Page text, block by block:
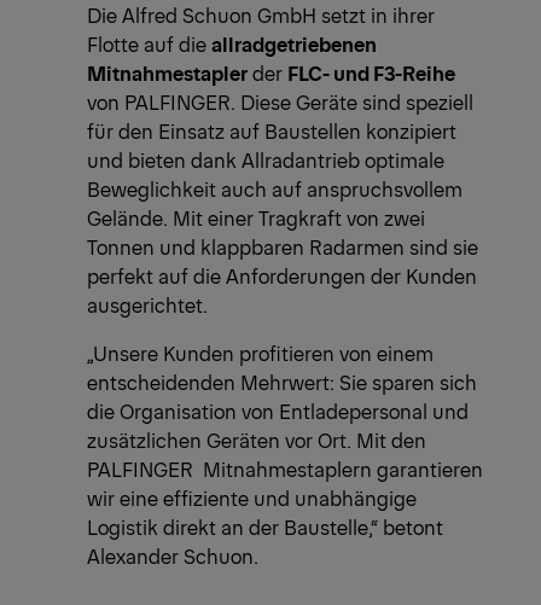
Die Alfred Schuon GmbH setzt in ihrer
Flotte auf dieallradgetriebenen
Mitnahmestaplerder FLC- und F3-Reihe
von PALFINGER. Diese Geräte sind speziell
für den Einsatz auf Baustellen konzipiert
und bieten dank Allradantrieb optimale
Beweglichkeit auch auf anspruchsvollem
Gelände. Mit einer Tragkraft von zwei
Tonnen und klappbaren Radarmen sind sie
perfekt auf die Anforderungen der Kunden
ausgerichtet.
„Unsere Kunden profitieren von einem
entscheidenden Mehrwert: Sie sparen sich
die Organisation von Entladepersonal und
zusätzlichen Geräten vor Ort. Mit den
PALFINGER Mitnahmestaplern garantieren
wir eine effiziente und unabhängige
Logistik direkt an der Baustelle,“ betont
Alexander Schuon.